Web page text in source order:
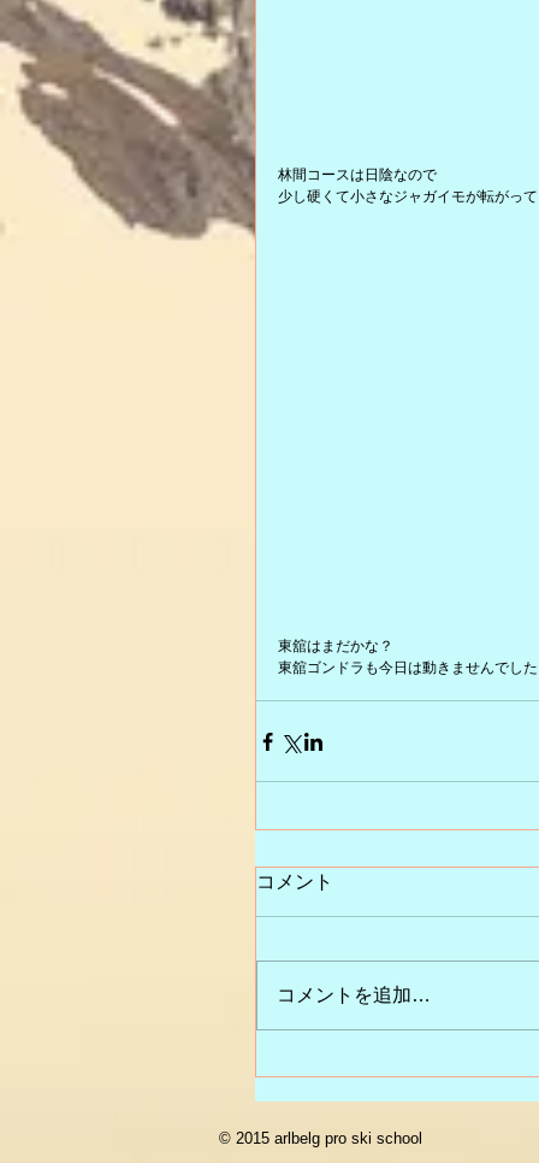
林間コースは日陰なので
少し硬くて小さなジャガイモが転がっ
東舘はまだかな？
東舘ゴンドラも今日は動きませんでし
コメント
コメントを追加…
© 2015 arlbelg pro ski school